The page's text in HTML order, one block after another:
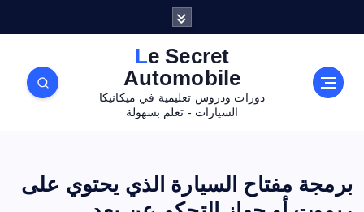
Le Secret
Automobile
دورات ودروس تعليمية في ميكانيكا
السيارات - تعلم بسهولة
برمجة مفتاح السيارة الذي يحتوي على